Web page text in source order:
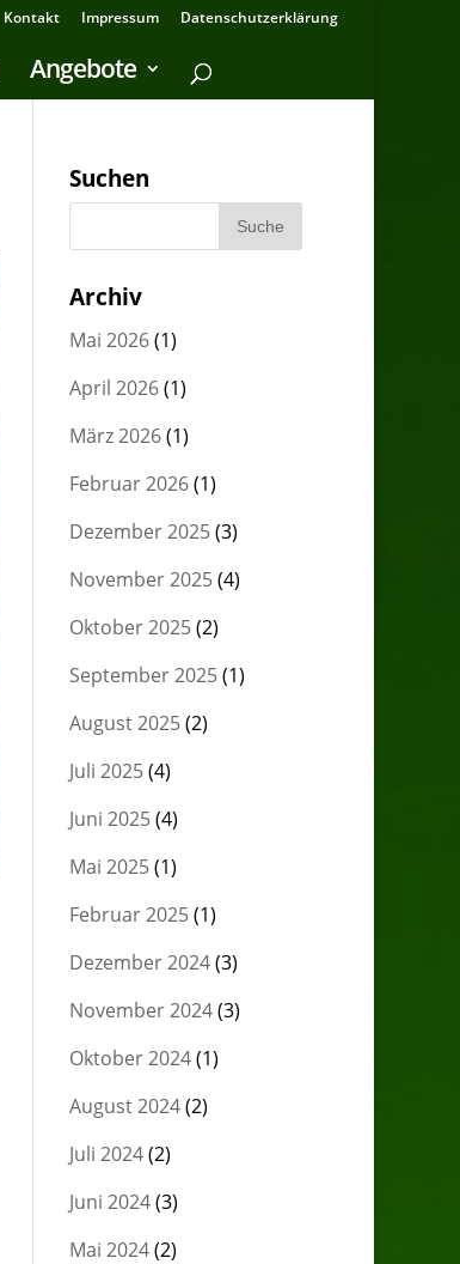
Kontakt Impressum Datenschutzerklärung
Angebote
Suchen
Archiv
Mai 2026(1)
April 2026(1)
März 2026(1)
Februar 2026(1)
Dezember 2025(3)
November 2025(4)
Oktober 2025(2)
September 2025(1)
August 2025(2)
Juli 2025(4)
Juni 2025(4)
Mai 2025(1)
Februar 2025(1)
Dezember 2024(3)
November 2024(3)
Oktober 2024(1)
August 2024(2)
Juli 2024(2)
Juni 2024(3)
Mai 2024(2)